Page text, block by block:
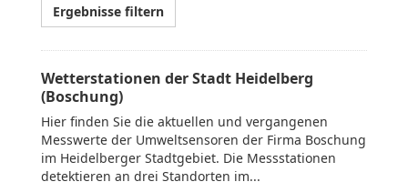
Ergebnisse filtern
Wetterstationen der Stadt Heidelberg
(Boschung)
Hier finden Sie die aktuellen und vergangenen
Messwerte der Umweltsensoren der Firma Boschung
im Heidelberger Stadtgebiet. Die Messstationen
detektieren an drei Standorten im...